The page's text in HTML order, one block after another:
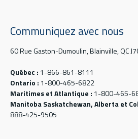
Communiquez avec nous
60 Rue Gaston-Dumoulin, Blainville, QC
Québec : 1-866-861-8111
Ontario : 1-800-465-6822
Maritimes et Atlantique : 1-800-465-
Manitoba Saskatchewan, Alberta et
888-425-9505